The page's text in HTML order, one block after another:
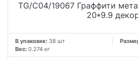
TG/C04/19067 Граффити
20*9.9
В упаковке: 38 шт
Вес: 0.274 кг